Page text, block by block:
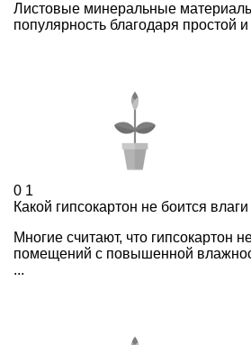
Листовые минеральные
популярность благодаря простой
0 1
Какой гипсокартон не боится влаги
Многие считают, что гипсокартон
помещений с повышенной
...